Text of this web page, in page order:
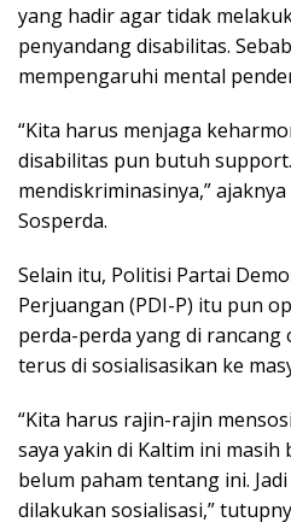
yang hadir agar tidak
penyandang disabilitas.
mempengaruhi mental
“Kita harus menjaga
disabilitas pun butuh
mendiskriminasinya,”
Sosperda.
Selain itu, Politisi Partai
Perjuangan (PDI-P) itu pun
perda-perda yang di
terus di sosialisasikan ke
“Kita harus rajin-rajin
saya yakin di Kaltim ini
belum paham tentang ini.
dilakukan sosialisasi,”